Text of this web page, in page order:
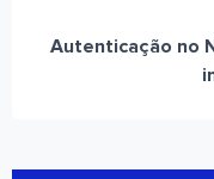
Autenticação no